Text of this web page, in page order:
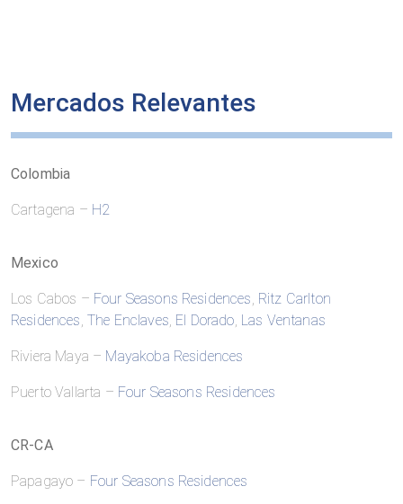
Mercados Relevantes
Colombia
Cartagena – H2
Mexico
Los Cabos – Four Seasons Residences, Ritz Carlton
Residences, The Enclaves, El Dorado, Las Ventanas
Riviera Maya – Mayakoba Residences
Puerto Vallarta – Four Seasons Residences
CR-CA
Papagayo – Four Seasons Residences